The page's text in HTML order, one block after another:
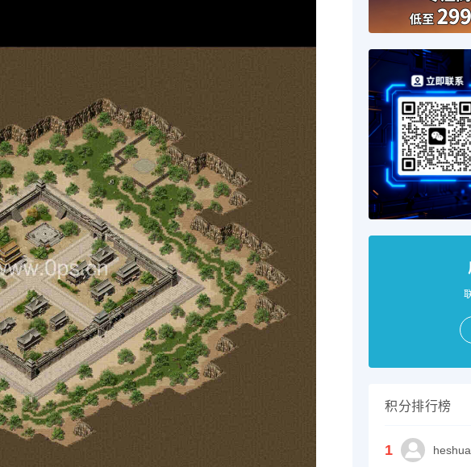
积分排行榜
1